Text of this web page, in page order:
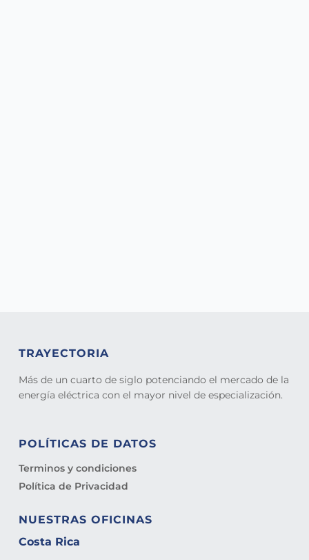
TRAYECTORIA
Más de un cuarto de siglo potenciando el mercado de la
energía eléctrica con el mayor nivel de especialización.
POLÍTICAS DE DATOS
Terminos y condiciones
Política de Privacidad
NUESTRAS OFICINAS
Costa Rica